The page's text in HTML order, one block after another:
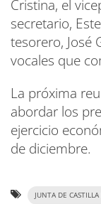
Cristina, el
secretario,
tesorero, José
vocales que
La próxima
abordar los
ejercicio
de diciembre.
JUNTA DE